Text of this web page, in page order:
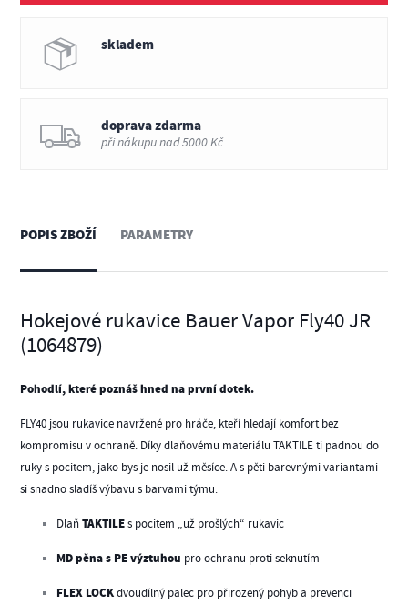
skladem
doprava zdarma
při nákupu nad 5000 Kč
POPIS ZBOŽÍ
Hokejové rukavice Bauer Vapor Fly40 JR
(1064879)
Pohodlí, které poznáš hned na první dotek.
FLY40 jsou rukavice navržené pro hráče, kteří hledají komfort bez
kompromisu v ochraně. Díky dlaňovému materiálu TAKTILE ti padnou do
ruky s pocitem, jako bys je nosil už měsíce. A s pěti barevnými variantami
si snadno sladíš výbavu s barvami týmu.
DlaňTAKTILEs pocitem „už prošlých“ rukavic
MD pěna s PE výztuhou pro ochranu proti seknutím
FLEX LOCKdvoudílný palec pro přirozený pohyb a prevenci
PARAMETRY